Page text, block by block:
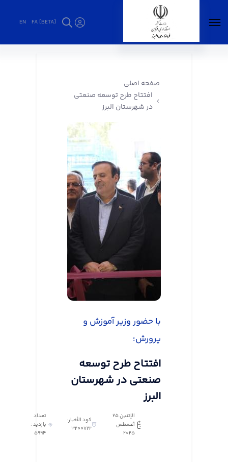
FA [BETA]
EN
صفحه اصلی
افتتاح طرح توسعه صنعتی
در شهرستان البرز
با حضور وزیر آموزش و
پرورش؛
افتتاح طرح توسعه
صنعتی در شهرستان
البرز
الإثنين ٢٥
أغسطس
٢٠٢٥
كود الأخبار:
3200722
تعداد
بازدید :
5994